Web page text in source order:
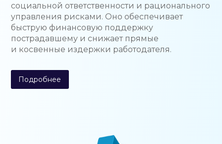
социальной ответственности и рационального
управления рисками. Оно обеспечивает
быструю финансовую поддержку
пострадавшему и снижает прямые
и косвенные издержки работодателя.
Подробнее